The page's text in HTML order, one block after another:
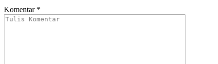
Komentar *